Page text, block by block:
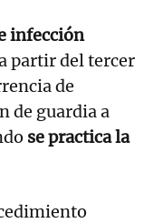
infección
partir del tercer
de
de guardia a
se practica la